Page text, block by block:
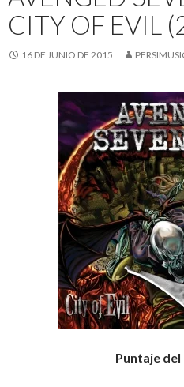
CITY OF EVIL
16 DE JUNIO DE 2015
Puntaje del